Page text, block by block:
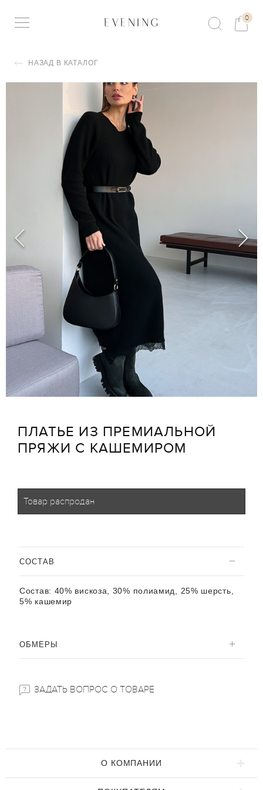
0
НАЗАД В КАТАЛОГ
ПЛАТЬЕ ИЗ ПРЕМИАЛЬНОЙ
ПРЯЖИ С КАШЕМИРОМ
Товар распродан
CОСТАВ
Состав: 40% вискоза, 30% полиамид, 25% шерсть,
5% кашемир
ОБМЕРЫ
ЗАДАТЬ ВОПРОС О ТОВАРЕ
О КОМПАНИИ